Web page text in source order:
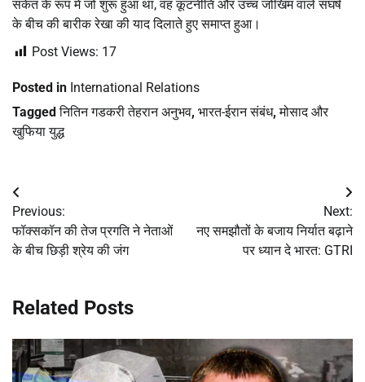
संकेत के रूप में जो शुरू हुआ था, वह कूटनीति और उच्च जोखिम वाले संघर्ष
के बीच की बारीक रेखा की याद दिलाते हुए समाप्त हुआ।
Post Views: 17
Posted in International Relations
Taggedनितिन गडकरी तेहरान अनुभव, भारत-ईरान संबंध,मोसाद और
खुफिया युद्ध
Post
navigation
Previous:
फॉक्सकॉन की तेज प्रगति ने नेताओं
के बीच छिड़ी श्रेय की जंग
Next:
नए समझौतों के बजाय निर्यात बढ़ाने
पर ध्यान दे भारत: GTRI
Related Posts